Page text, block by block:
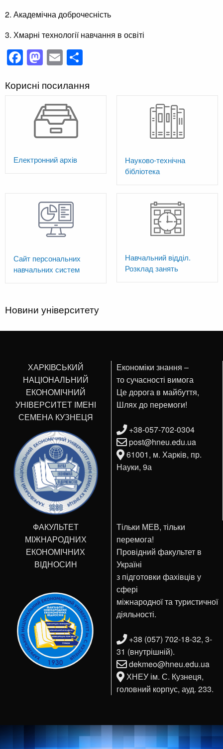
2. Академічна доброчесність
3. Хмарні технології навчання в освіті
Facebook
Mastodon
Email
Корисні посилання
Електронний архів
Науково-технічна
бібліотека
Сайт персональних
навчальних систем
Навчальний відділ.
Розклад занять
Новини університету
ХАРКІВСЬКИЙ
НАЦІОНАЛЬНИЙ
ЕКОНОМІЧНИЙ
УНІВЕРСИТЕТ ІМЕНІ
СЕМЕНА КУЗНЕЦЯ
Економіки знання –
то сучасності вимога
Це дорога в майбуття,
Шлях до перемоги!
+38-057-702-0304
post@hneu.edu.ua
61001, м. Харків, пр.
Науки, 9а
ФАКУЛЬТЕТ
МІЖНАРОДНИХ
ЕКОНОМІЧНИХ
ВІДНОСИН
Тільки МЕВ, тільки
перемога!
Провідний факультет в
Україні
з підготовки фахівців у
сфері
міжнародної та туристичної
діяльності.
+38 (057) 702-18-32, 3-
31 (внутрішній).
dekmeo@hneu.edu.ua
ХНЕУ ім. С. Кузнеця,
головний корпус, ауд. 233.